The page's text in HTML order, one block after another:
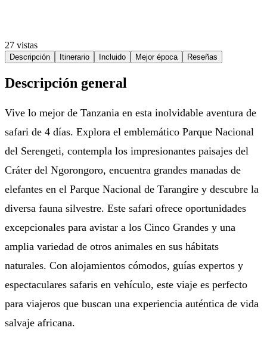
27 vistas
Descripción Itinerario Incluido Mejor época Reseñas
Descripción general
Vive lo mejor de Tanzania en esta inolvidable aventura de
safari de 4 días. Explora el emblemático Parque Nacional
del Serengeti, contempla los impresionantes paisajes del
Cráter del Ngorongoro, encuentra grandes manadas de
elefantes en el Parque Nacional de Tarangire y descubre la
diversa fauna silvestre. Este safari ofrece oportunidades
excepcionales para avistar a los Cinco Grandes y una
amplia variedad de otros animales en sus hábitats
naturales. Con alojamientos cómodos, guías expertos y
espectaculares safaris en vehículo, este viaje es perfecto
para viajeros que buscan una experiencia auténtica de vida
salvaje africana.